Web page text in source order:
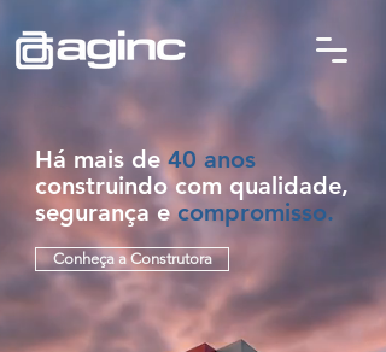
Há mais de 40 anos
construindo com qualidade,
segurança ecompromisso.
Conheça a Construtora